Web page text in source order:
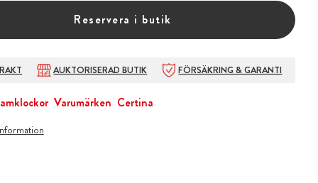
Reservera i butik
AUKTORISERAD BUTIK FÖRSÄKRING & GARANTI
Varumärken Certina